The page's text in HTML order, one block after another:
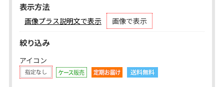
表示方法
画像プラス説明文で表示 画像で表示
絞り込み
アイコン